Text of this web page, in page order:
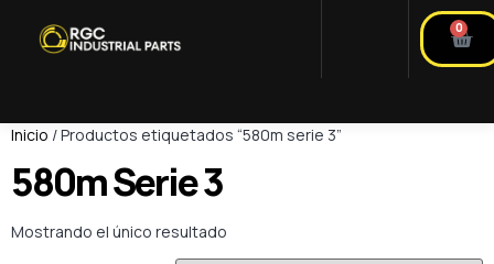
0
Inicio / Productos etiquetados “580m serie 3”
580m Serie 3
Mostrando el único resultado